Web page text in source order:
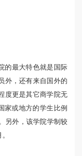
的最大特色就是国际
外，还有来自国外的
度更是其它商学院无
家或地方的学生比例
另外，该学院学制较